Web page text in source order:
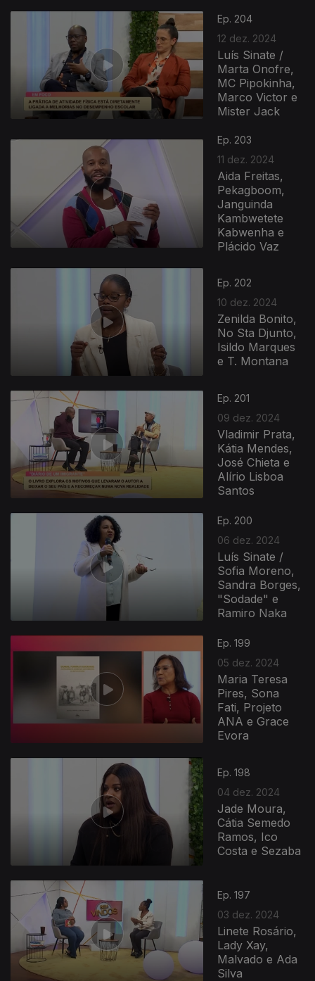
Ep. 204
12 dez. 2024
Luís Sinate /
Marta Onofre,
MC Pipokinha,
Marco Victor e
Mister Jack
Ep. 203
11 dez. 2024
Aida Freitas,
Pekagboom,
Janguinda
Kambwetete
Kabwenha e
Plácido Vaz
Ep. 202
10 dez. 2024
Zenilda Bonito,
No Sta Djunto,
Isildo Marques
e T. Montana
Ep. 201
09 dez. 2024
Vladimir Prata,
Kátia Mendes,
José Chieta e
Alírio Lisboa
Santos
Ep. 200
06 dez. 2024
Luís Sinate /
Sofia Moreno,
Sandra Borges,
"Sodade" e
Ramiro Naka
Ep. 199
05 dez. 2024
Maria Teresa
Pires, Sona
Fati, Projeto
ANA e Grace
Evora
Ep. 198
04 dez. 2024
Jade Moura,
Cátia Semedo
Ramos, Ico
Costa e Sezaba
Ep. 197
03 dez. 2024
Linete Rosário,
Lady Xay,
Malvado e Ada
Silva